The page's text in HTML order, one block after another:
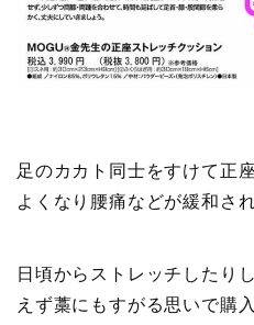
足のカカト同士をすけて正
よくなり腰痛などが緩和さ
日頃からストレッチしたり
えず藁にもすがる思いで購入